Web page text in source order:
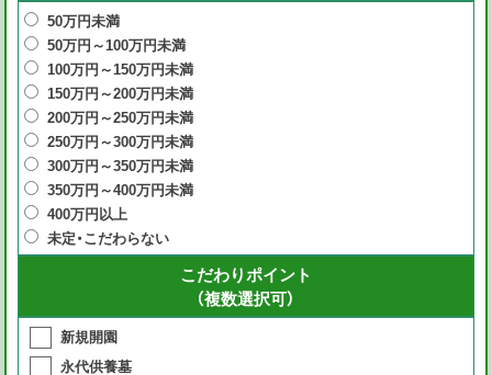
50万円未満
50万円～100万円未満
100万円～150万円未満
150万円～200万円未満
200万円～250万円未満
250万円～300万円未満
300万円～350万円未満
350万円～400万円未満
400万円以上
未定・こだわらない
こだわりポイント
（複数選択可）
新規開園
永代供養墓